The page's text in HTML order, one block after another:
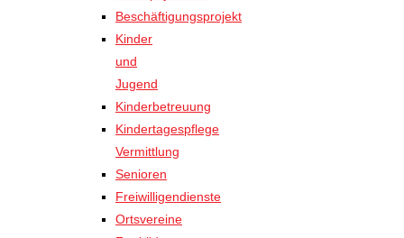
Beschäftigungsprojekt
Kinder
und
Jugend
Kinderbetreuung
Kindertagespflege
Vermittlung
Senioren
Freiwilligendienste
Ortsvereine